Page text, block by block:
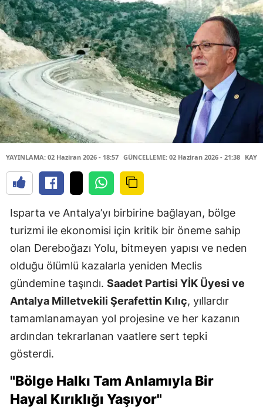
YAYINLAMA: 02 Haziran 2026 - 18:57 GÜNCELLEME: 02 Haziran 2026 - 21:38
Isparta ve Antalya’yı birbirine bağlayan, bölge
turizmi ile ekonomisi için kritik bir öneme sahip
olan Dereboğazı Yolu, bitmeyen yapısı ve neden
olduğu ölümlü kazalarla yeniden Meclis
gündemine taşındı. Saadet Partisi YİK Üyesi ve
Antalya Milletvekili Şerafettin Kılıç, yıllardır
tamamlanamayan yol projesine ve her kazanın
ardından tekrarlanan vaatlere sert tepki
gösterdi.
"Bölge Halkı Tam Anlamıyla Bir
Hayal Kırıklığı Yaşıyor"